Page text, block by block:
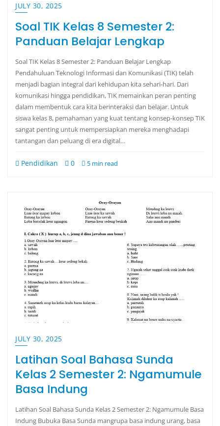
JULY 30, 2025
Soal TIK Kelas 8 Semester 2:
Panduan Belajar Lengkap
Soal TIK Kelas 8 Semester 2: Panduan Belajar Lengkap
Pendahuluan Teknologi Informasi dan Komunikasi (TIK) telah
menjadi bagian integral dari kehidupan kita sehari-hari. Dari
komunikasi hingga pendidikan, TIK memainkan peran penting
dalam membentuk cara kita berinteraksi dan belajar. Untuk
siswa kelas 8, pemahaman yang kuat tentang konsep-konsep TIK
sangat penting untuk mempersiapkan mereka menghadapi
tantangan dan peluang di era digital…
Pendidikan 0 5 min read
JULY 30, 2025
Latihan Soal Bahasa Sunda
Kelas 2 Semester 2: Ngamumule
Basa Indung
Latihan Soal Bahasa Sunda Kelas 2 Semester 2: Ngamumule Basa
Indung Bubuka Basa Sunda mangrupa basa indung urang, basa